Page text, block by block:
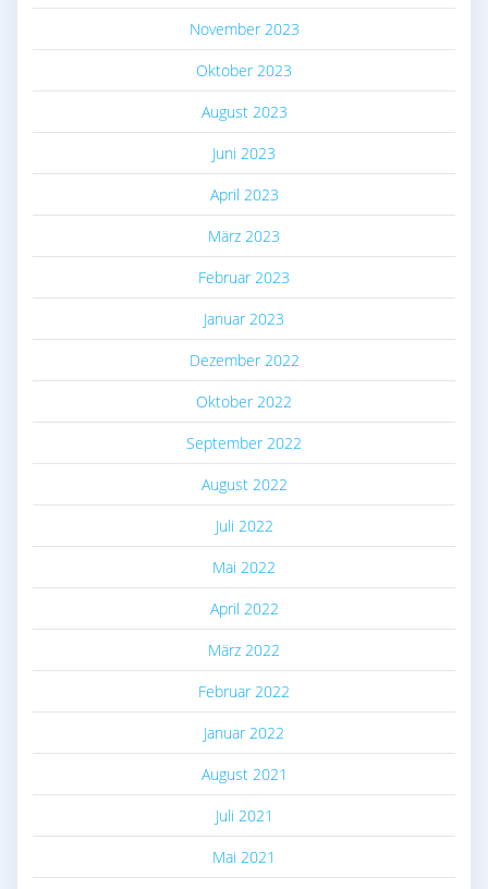
November 2023
Oktober 2023
August 2023
Juni 2023
April 2023
März 2023
Februar 2023
Januar 2023
Dezember 2022
Oktober 2022
September 2022
August 2022
Juli 2022
Mai 2022
April 2022
März 2022
Februar 2022
Januar 2022
August 2021
Juli 2021
Mai 2021